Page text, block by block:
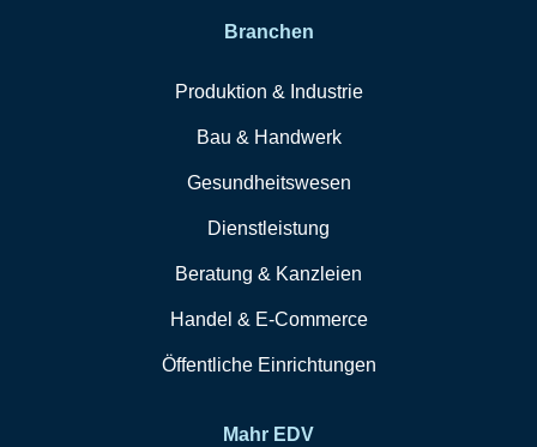
Branchen
Produktion & Industrie
Bau & Handwerk
Gesundheitswesen
Dienstleistung
Beratung & Kanzleien
Handel & E-Commerce
Öffentliche Einrichtungen
Mahr EDV